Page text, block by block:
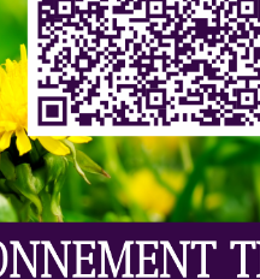
ringen. Het bedrijf
ging en dat de
als luchtige
elementen die
daarbij een belangrijke
kan gelden wanneer de
de uitleg maar past de
de start van carnaval
op toeval berusten